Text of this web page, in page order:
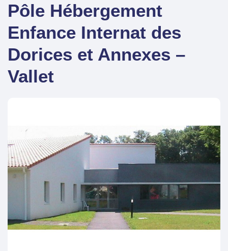
Pôle Hébergement
Enfance Internat des
Dorices et Annexes –
Vallet